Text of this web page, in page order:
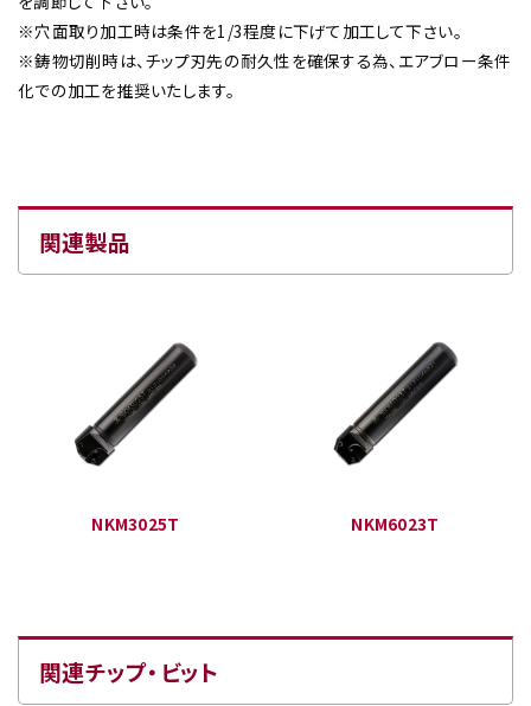
※穴面取り加工時は条件を1/3程度に下げて加工して下さい。
※鋳物切削時は、チップ刃先の耐久性を確保する為、エアブロー条件
化での加工を推奨いたします。
関連製品
NKM3025T NKM6023T
関連チップ・ビット